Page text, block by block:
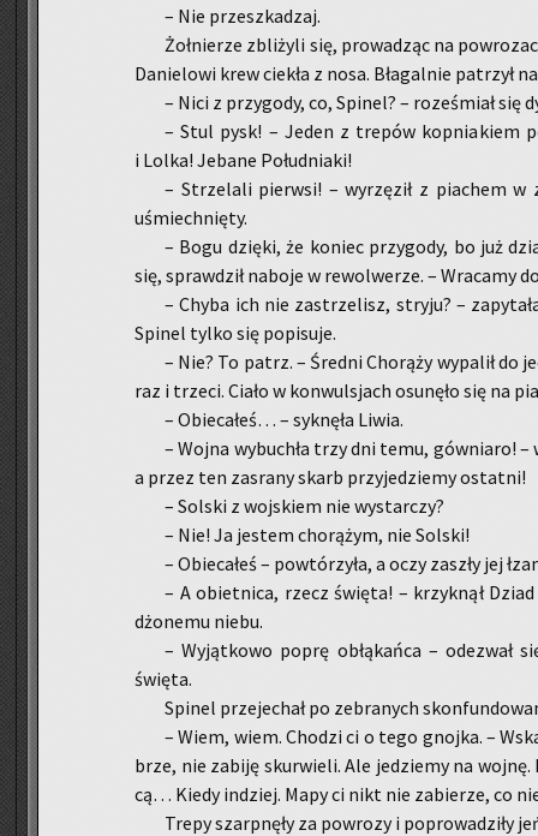
– Nie prze­szka­dzaj.
Żoł­nie­rze zbli­ży­li się, pro­wa­dząc na
Da­nie­lo­wi krew cie­kła z nosa. Bła­gal­nie pa­trzył
– Nici z przy­go­dy, co, Spi­nel? – ro­ze­śmiał się
– Stul pysk! – Jeden z tre­pów kop­nia­kiem
i Lolka! Je­ba­ne Po­łu­dnia­ki!
– Strze­la­li pierw­si! – wy­rzę­ził z pia­chem w
uśmiech­nię­ty.
– Bogu dzię­ki, że ko­niec przy­go­dy, bo już
się, spraw­dził na­bo­je w re­wol­we­rze. – Wra­ca­my
– Chyba ich nie za­strze­lisz, stry­ju? –
Spi­nel tylko się po­pi­su­je.
– Nie? To patrz. – Śred­ni Cho­rą­ży wy­pa­lił do
raz i trze­ci. Ciało w kon­wul­sjach osu­nę­ło się na
– Obie­ca­łeś… – syk­nę­ła Liwia.
– Wojna wy­bu­chła trzy dni temu, gów­nia­ro! –
a przez ten za­sra­ny skarb przy­je­dzie­my ostat­ni!
– Sol­ski z woj­skiem nie wy­star­czy?
– Nie! Ja je­stem cho­rą­żym, nie Sol­ski!
– Obie­ca­łeś – po­wtó­rzy­ła, a oczy za­szły jej
– A obiet­ni­ca, rzecz świę­ta! – krzyk­nął
dżo­ne­mu niebu.
– Wy­jąt­ko­wo poprę obłą­kań­ca – ode­zwał
świę­ta.
Spi­nel prze­je­chał po ze­bra­nych
– Wiem, wiem. Cho­dzi ci o tego gnoj­ka. –
brze, nie za­bi­ję skur­wie­li. Ale je­dzie­my na
cą… Kiedy in­dziej. Mapy ci nikt nie za­bie­rze, co
Trepy szarp­nę­ły za po­wro­zy i po­pro­wa­dzi­ły